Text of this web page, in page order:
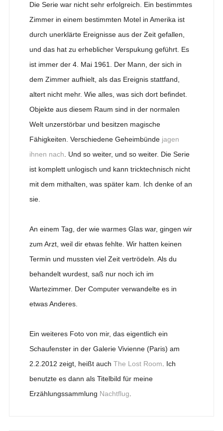
Die Serie war nicht sehr erfolgreich. Ein bestimmtes
Zimmer in einem bestimmten Motel in Amerika ist
durch unerklärte Ereignisse aus der Zeit gefallen,
und das hat zu erheblicher Verspukung geführt. Es
ist immer der 4. Mai 1961. Der Mann, der sich in
dem Zimmer aufhielt, als das Ereignis stattfand,
altert nicht mehr. Wie alles, was sich dort befindet.
Objekte aus diesem Raum sind in der normalen
Welt unzerstörbar und besitzen magische
Fähigkeiten. Verschiedene Geheimbünde jagen
ihnen nach. Und so weiter, und so weiter. Die Serie
ist komplett unlogisch und kann tricktechnisch nicht
mit dem mithalten, was später kam. Ich denke of an
sie.
An einem Tag, der wie warmes Glas war, gingen wir
zum Arzt, weil dir etwas fehlte. Wir hatten keinen
Termin und mussten viel Zeit vertrödeln. Als du
behandelt wurdest, saß nur noch ich im
Wartezimmer. Der Computer verwandelte es in
etwas Anderes.
Ein weiteres Foto von mir, das eigentlich ein
Schaufenster in der Galerie Vivienne (Paris) am
2.2.2012 zeigt, heißt auch The Lost Room. Ich
benutzte es dann als Titelbild für meine
Erzählungssammlung Nachtflug.